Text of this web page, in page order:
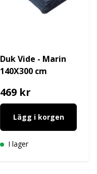
Duk Vide - Marin
140X300 cm
469 kr
Lägg i korgen
I lager